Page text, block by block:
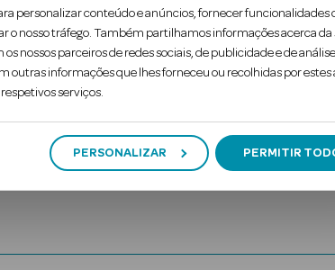
personalizar conteúdo e anúncios, fornecer funcionalidades
o nosso tráfego. Também partilhamos informações acerca da
nossos parceiros de redes sociais, de publicidade e de
outras informações que lhes forneceu ou recolhidas por estes
serviços.
PERSONALIZAR PERMITIR
do cansaço e da fadiga, além de